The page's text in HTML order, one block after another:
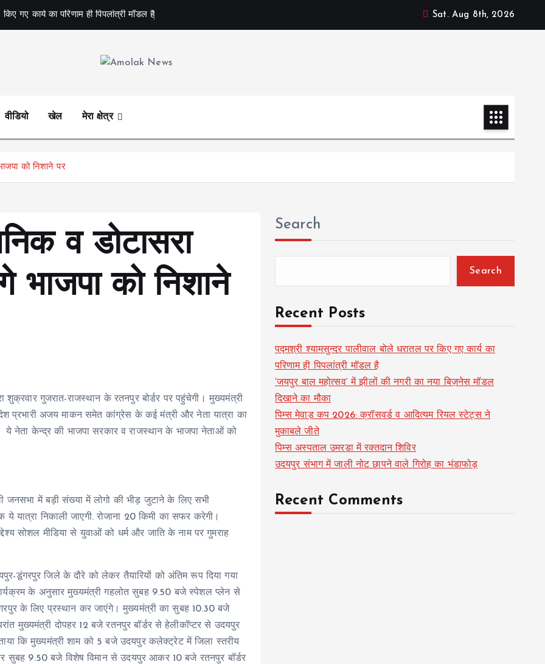
गए कार्य का परिणाम ही पिपलांत्री मॉडल है Sat. Aug 8th, 2026
वीडियो खेल मेरा क्षेत्र
को निशाने पर
व डोटासरा
भाजपा को निशाने
शुक्रवार गुजरात-राजस्थान के रतनपुर बोर्डर पर पहुंचेगी। मुख्यमंत्री
प्रभारी अजय माकन समेत कांग्रेस के कई मंत्री और नेता यात्रा का
ये नेता केन्द्र की भाजपा सरकार व राजस्थान के भाजपा नेताओं को
जनसभा में बड़ी संख्या में लोगो की भीड़ जुटाने के लिए सभी
यात्रा निकाली जाएगी. रोजाना 20 किमी का सफर करेगी।
सोशल मीडिया से युवाओं को धर्म और जाति के नाम पर गुमराह
डूंगरपुर जिले के दौरे को लेकर तैयारियों को अंतिम रूप दिया गया
के अनुसार मुख्यमंत्री गहलोत सुबह 9.50 बजे स्पेशल प्लेन से
के लिए प्रस्थान कर जाएंगे। मुख्यमंत्री का सुबह 10.30 बजे
मुख्यमंत्री दोपहर 12 बजे रतनपुर बॉर्डर से हेलीकॉप्टर से उदयपुर
कि मुख्यमंत्री शाम को 5 बजे उदयपुर कलेक्ट्रेट में जिला स्तरीय
सुबह 9.50 बजे विशेष विमान से उदयपुर आकर 10 बजे रतनपुर बॉर्डर
Search
Search
Recent Posts
पद्मश्री श्यामसुन्दर पालीवाल बोले धरातल पर किए गए कार्य का
परिणाम ही पिपलांत्री मॉडल है
‘जयपुर बाल महोत्सव’ में झीलों की नगरी का नया बिज़नेस मॉडल
दिखाने का मौका
पिम्स मेवाड़ कप 2026: क्रॉसवर्ड व आदित्यम रियल स्टेट्स ने
मुकाबले जीते
पिम्स अस्पताल उमरडा में रक्तदान शिविर
उदयपुर संभाग में जाली नोट छापने वाले गिरोह का भंडाफोड़
Recent Comments